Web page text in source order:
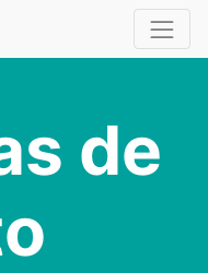
de